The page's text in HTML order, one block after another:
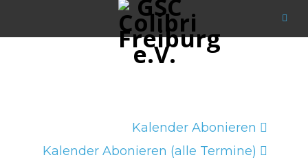
Kalender Abonieren
Kalender Abonieren (alle Termine)